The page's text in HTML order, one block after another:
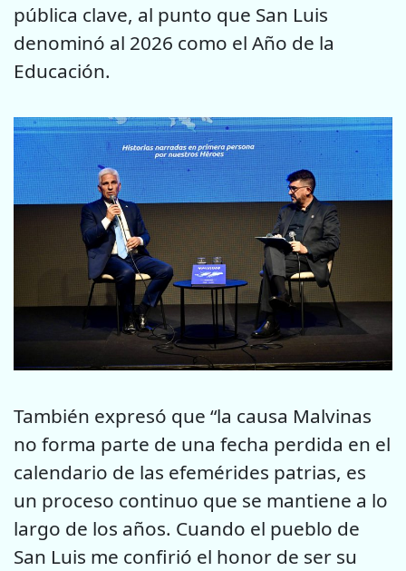
pública clave, al punto que San Luis
denominó al 2026 como el Año de la
Educación.
También expresó que “la causa Malvinas
no forma parte de una fecha perdida en el
calendario de las efemérides patrias, es
un proceso continuo que se mantiene a lo
largo de los años. Cuando el pueblo de
San Luis me confirió el honor de ser su